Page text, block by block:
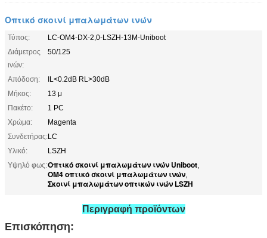
Οπτικό σκοινί μπαλωμάτων ινών
Τύπος:
LC-OM4-DX-2,0-LSZH-13M-Uniboot
Διάμετρος
ινών:
50/125
Απόδοση:
IL<0.2dB RL>30dB
Μήκος:
13 μ
Πακέτο:
1 PC
Χρώμα:
Magenta
Συνδετήρας:LC
Υλικό:
LSZH
Υψηλό φως:Οπτικό σκοινί μπαλωμάτων ινών Uniboot,
OM4 οπτικό σκοινί μπαλωμάτων ινών,
Σκοινί μπαλωμάτων οπτικών ινών LSZH
Περιγραφή προϊόντων
Επισκόπηση: